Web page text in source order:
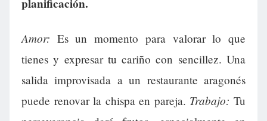
planificación.
Amor: Es un momento para valorar lo que
tienes y expresar tu cariño con sencillez. Una
salida improvisada a un restaurante aragonés
puede renovar la chispa en pareja. Trabajo: Tu